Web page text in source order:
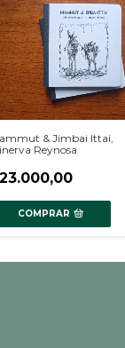
& Jimbai Ittai,
Reynosa
COMPRAR